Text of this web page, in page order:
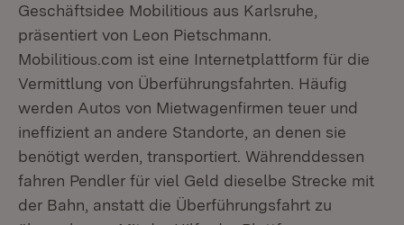
Geschäftsidee Mobilitious aus Karlsruhe,
präsentiert von Leon Pietschmann.
Mobilitious.com ist eine Internetplattform für die
Vermittlung von Überführungsfahrten. Häufig
werden Autos von Mietwagenfirmen teuer und
ineffizient an andere Standorte, an denen sie
benötigt werden, transportiert. Währenddessen
fahren Pendler für viel Geld dieselbe Strecke mit
der Bahn, anstatt die Überführungsfahrt zu